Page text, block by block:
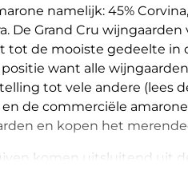
namelijk: 45%
De Grand Cru
tot de mooiste gedeelte in
want alle
tot vele andere (lees
de commerciële
en kopen het
komen uitsluitend uit